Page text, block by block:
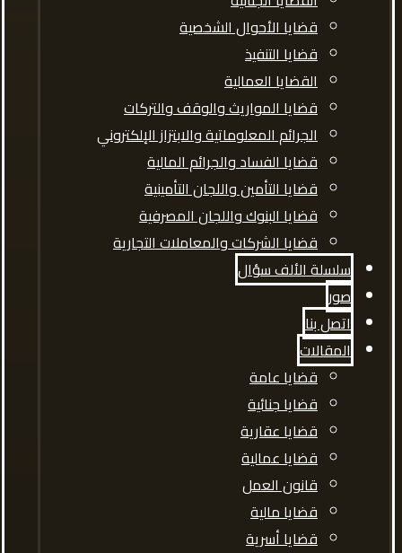
قضايا الأحوال الشخصية
قضايا التنفيذ
القضايا العمالية
قضايا المواريث والوقف والتركات
الجرائم المعلوماتية والابتزاز الإلكتروني
قضايا الفساد والجرائم المالية
قضايا التأمين واللجان التأمينية
قضايا البنوك واللجان المصرفية
قضايا الشركات والمعاملات التجارية
سلسلة الألف سؤال
صور
اتصل بنا
المقالات
قضايا عامة
قضايا جنائية
قضايا عقارية
قضايا عمالية
قانون العمل
قضايا مالية
قضايا أسرية